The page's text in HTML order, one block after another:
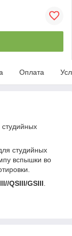
Оплата
студийных
вспышки во
QSIII/GSIII